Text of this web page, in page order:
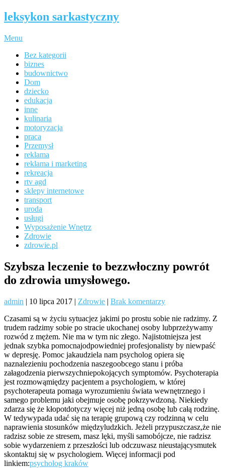
leksykon sarkastyczny
Menu
Bez kategorii
biznes
budownictwo
Dom
dziecko
edukacja
inne
kulinaria
motoryzacja
praca
Przemysł
reklama
reklama i marketing
rekreacja
rtv agd
sklepy internetowe
transport
uroda
usługi
Wyposażenie Wnętrz
Zdrowie
zdrowie.pl
Szybsza leczenie to bezzwłoczny powrót
do zdrowia umysłowego.
admin | 10 lipca 2017 | Zdrowie | Brak komentarzy
Czasami są w życiu sytuacjez jakimi po prostu sobie nie radzimy. Z
trudem radzimy sobie po stracie ukochanej osoby lubprzeżywamy
rozwód z mężem. Nie ma w tym nic złego. Najistotniejsza jest
jednak szybka pomocnajodpowiedniej profesjonalisty by niewpaść
w depresję. Pomoc jakaudziela nam psycholog opiera się
naznalezieniu pochodzenia naszegoobcego stanu i próba
załagodzenia pierwszychniepokojących symptomów. Psychoterapia
jest rozmowąmiędzy pacjentem a psychologiem, w której
psychoterapeuta pomaga wyrozumieniu świata wewnętrznego i
samego problemu jaki obejmuje osobę pokrzywdzoną. Niekiedy
zdarza się że kłopotdotyczy więcej niż jedną osobę lub całą rodzinę.
W tedywypada udać się na terapię grupową czy rodzinną w celu
naprawienia stosunków międzyludzkich. Jeżeli przypuszczasz,że nie
radzisz sobie ze stresem, masz lęki, myśli samobójcze, nie radzisz
sobie wydarzeniem z przeszłości lub odczuwasz nieustającysmutek
skontaktuj się w psychologiem. Więcej informacji pod
linkiem:psycholog kraków